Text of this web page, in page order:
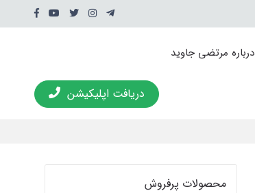
درباره مرتضی جاوید
دریافت اپلیکیشن
محصولات پرفروش